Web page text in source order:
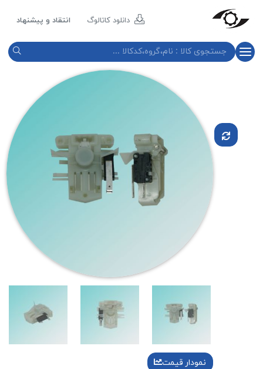
دانلود کاتالوگ انتقاد و پیشنهاد
نمودار قیمت